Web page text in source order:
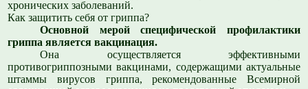
хронических заболеваний.
Как защитить себя от гриппа?
Основной мерой специфической профилактики
гриппа является вакцинация.
Она осуществляется эффективными
противогриппозными вакцинами, содержащими актуальные
штаммы вирусов гриппа, рекомендованные Всемирной